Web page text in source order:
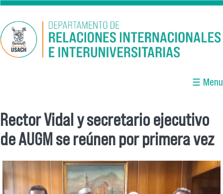
Pasar al contenido principal
☰ Menu
Se encuentra usted aquí
Rector Vidal y secretario ejecutivo
de AUGM se reúnen por primera vez